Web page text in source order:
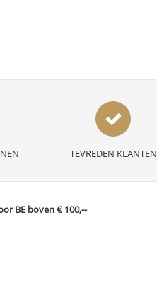
TEVREDEN KLANTEN
BE boven € 100,--